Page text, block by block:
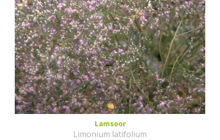
Lamsoor
Limonium latifolium